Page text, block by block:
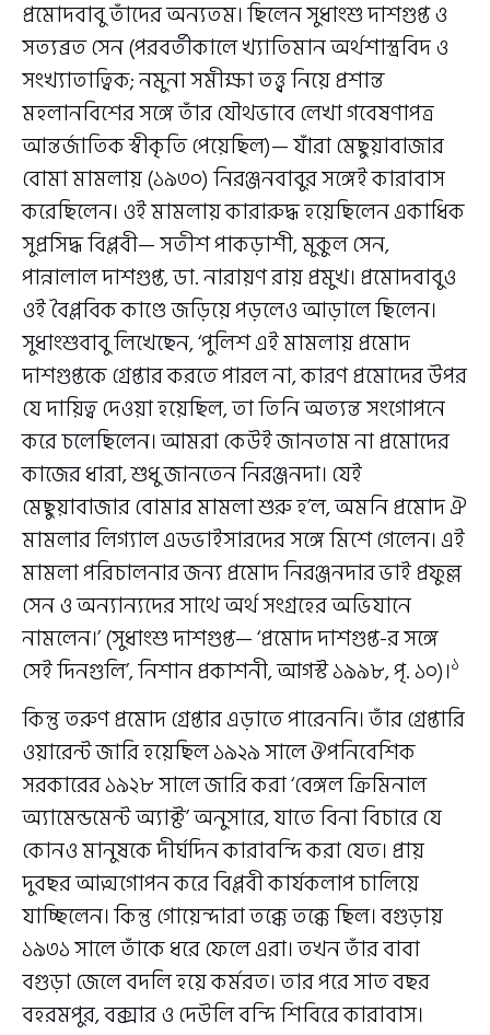
প্রমোদবাবু তাঁদের অন্যতম। ছিলেন সুধাংশু দাশগুপ্ত ও
সত্যব্রত সেন (পরবর্তীকালে খ্যাতিমান অর্থশাস্ত্রবিদ ও
সংখ্যাতাত্বিক; নমুনা সমীক্ষা তত্ত্ব নিয়ে প্রশান্ত
মহলানবিশের সঙ্গে তাঁর যৌথভাবে লেখা গবেষণাপত্র
আন্তর্জাতিক স্বীকৃতি পেয়েছিল)— যাঁরা মেছুয়াবাজার
বোমা মামলায় (১৯৩০) নিরঞ্জনবাবুর সঙ্গেই কারাবাস
করেছিলেন। ওই মামলায় কারারুদ্ধ হয়েছিলেন একাধিক
সুপ্রসিদ্ধ বিপ্লবী— সতীশ পাকড়াশী, মুকুল সেন,
পান্নালাল দাশগুপ্ত, ডা. নারায়ণ রায় প্রমুখ। প্রমোদবাবুও
ওই বৈপ্লবিক কাণ্ডে জড়িয়ে পড়লেও আড়ালে ছিলেন।
সুধাংশুবাবু লিখেছেন, ‘পুলিশ এই মামলায় প্রমোদ
দাশগুপ্তকে গ্রেপ্তার করতে পারল না, কারণ প্রমোদের উপর
যে দায়িত্ব দেওয়া হয়েছিল, তা তিনি অত্যন্ত সংগোপনে
করে চলেছিলেন। আমরা কেউই জানতাম না প্রমোদের
কাজের ধারা, শুধু জানতেন নিরঞ্জনদা। যেই
মেছুয়াবাজার বোমার মামলা শুরু হ’ল, অমনি প্রমোদ ঐ
মামলার লিগ্যাল এডভাইসারদের সঙ্গে মিশে গেলেন। এই
মামলা পরিচালনার জন্য প্রমোদ নিরঞ্জনদার ভাই প্রফুল্ল
সেন ও অন্যান্যদের সাথে অর্থ সংগ্রহের অভিযানে
নামলেন।’ (সুধাংশু দাশগুপ্ত— ‘প্রমোদ দাশগুপ্ত-র সঙ্গে
সেই দিনগুলি’, নিশান প্রকাশনী, আগস্ট ১৯৯৮, পৃ. ১০)।১
কিন্তু তরুণ প্রমোদ গ্রেপ্তার এড়াতে পারেননি। তাঁর গ্রেপ্তারি
ওয়ারেন্ট জারি হয়েছিল ১৯২৯ সালে ঔপনিবেশিক
সরকারের ১৯২৮ সালে জারি করা ‘বেঙ্গল ক্রিমিনাল
অ্যামেন্ডমেন্ট অ্যাক্ট’ অনুসারে, যাতে বিনা বিচারে যে
কোনও মানুষকে দীর্ঘদিন কারাবন্দি করা যেত। প্রায়
দুবছর আত্মগোপন করে বিপ্লবী কার্যকলাপ চালিয়ে
যাচ্ছিলেন। কিন্তু গোয়েন্দারা তক্কে তক্কে ছিল। বগুড়ায়
১৯৩১ সালে তাঁকে ধরে ফেলে এরা। তখন তাঁর বাবা
বগুড়া জেলে বদলি হয়ে কর্মরত। তার পরে সাত বছর
বহরমপুর, বক্সার ও দেউলি বন্দি শিবিরে কারাবাস।